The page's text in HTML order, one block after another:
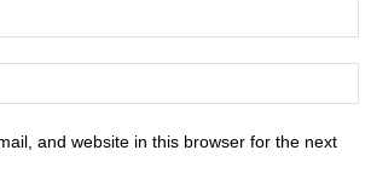
and website in this browser for the next